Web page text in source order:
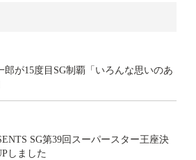
郎が15度目SG制覇「いろんな思いのあ
SG第39回スーパースター王座決
しました